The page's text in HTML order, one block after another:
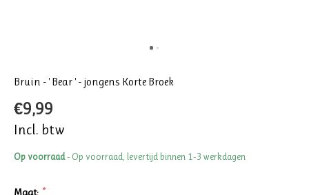
Bruin - ' Bear ' - jongens Korte Broek
€9,99
Incl. btw
Op voorraad- Op voorraad, levertijd binnen 1-3 werkdagen
Maat: *